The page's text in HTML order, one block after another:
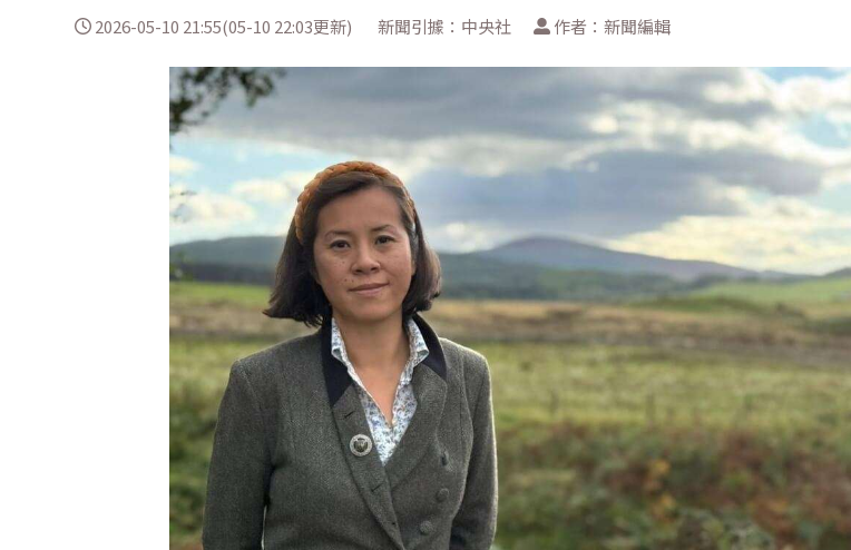
2026-05-10 21:55(05-10 22:03更新) 新聞引據：中央社 作者：新聞編輯